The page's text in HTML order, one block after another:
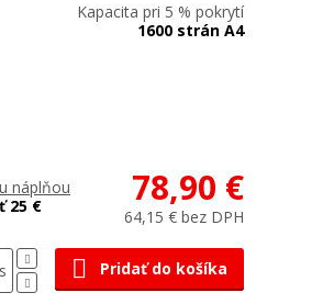
Kapacita pri 5 % pokrytí
1600 strán A4
náplňou
25 € 78,90 €
64,15 € bez DPH
Pridať do košíka